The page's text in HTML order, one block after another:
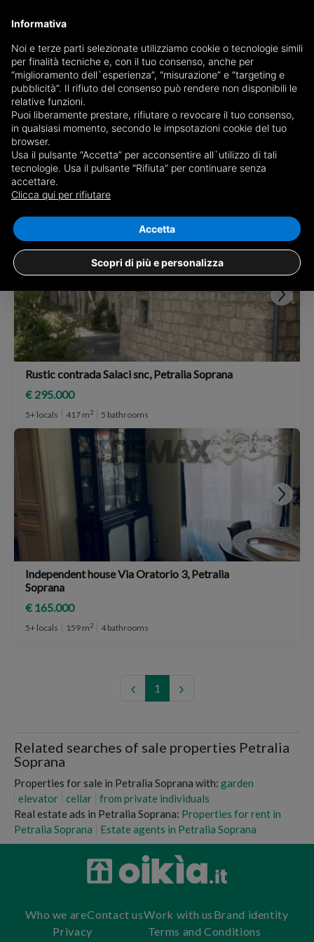
Receive a copy of the newspaper by mail
Choose newspaper
2 results for
Petralia Soprana
Rustic contrada Salaci snc, Petralia Soprana
€ 295.000
5+ locals 417 m2 5 bathrooms
Independent house Via Oratorio 3, Petralia
Soprana
€ 165.000
5+ locals 159 m2 4 bathrooms
1
Related searches of sale properties Petralia
Soprana
Properties for sale in Petralia Soprana with: garden
elevator
cellar
from private individuals
Real estate ads in Petralia Soprana: Properties for rent in
Petralia Soprana
Estate agents in Petralia Soprana
Who we areContact usWork with us Brand identity
Privacy
Terms and Conditions
Informativa
Noi e terze parti selezionate utilizziamo cookie o tecnologie simili
per finalità tecniche e, con il tuo consenso, anche per
“miglioramento dell`esperienza”, “misurazione” e “targeting e
pubblicità”. Il rifiuto del consenso può rendere non disponibili le
relative funzioni.
Puoi liberamente prestare, rifiutare o revocare il tuo consenso,
in qualsiasi momento, secondo le impsotazioni cookie del tuo
browser.
Usa il pulsante “Accetta” per acconsentire all`utilizzo di tali
tecnologie. Usa il pulsante “Rifiuta” per continuare senza
accettare.
Clicca qui per rifiutare
Scopri di più e personalizza
Accetta